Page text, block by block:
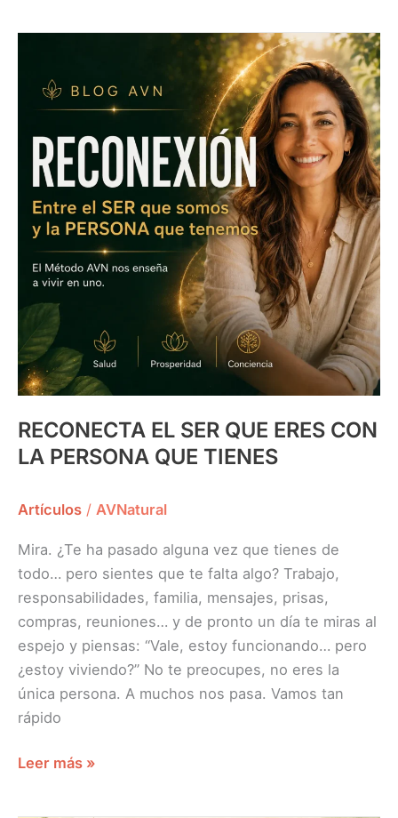
RECONECTA EL SER QUE ERES CON
LA PERSONA QUE TIENES
Artículos / AVNatural
Mira. ¿Te ha pasado alguna vez que tienes de
todo… pero sientes que te falta algo? Trabajo,
responsabilidades, familia, mensajes, prisas,
compras, reuniones… y de pronto un día te miras al
espejo y piensas: “Vale, estoy funcionando… pero
¿estoy viviendo?” No te preocupes, no eres la
única persona. A muchos nos pasa. Vamos tan
rápido
SER
QUE
ERES
CON
LA
PERSONA
QUE
TIENES
Leer más »